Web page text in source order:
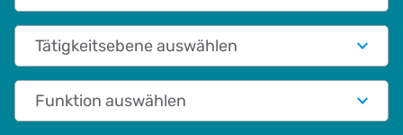
Tätigkeitsebene auswählen
Funktionale Rolle